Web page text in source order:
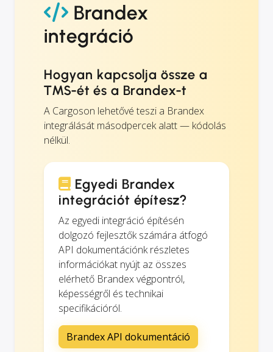
Brandex
integráció
Hogyan kapcsolja össze a
TMS-ét és a Brandex-t
A Cargoson lehetővé teszi a Brandex
integrálását másodpercek alatt — kódolás
nélkül.
Egyedi Brandex
integrációt építesz?
Az egyedi integráció építésén
dolgozó fejlesztők számára átfogó
API dokumentációnk részletes
információkat nyújt az összes
elérhető Brandex végpontról,
képességről és technikai
specifikációról.
Brandex API dokumentáció